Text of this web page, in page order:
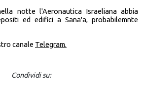
notte l'Aeronautica Israeliana abbia
ed edifici a Sana'a, probabilemnte
canale Telegram.
Condividi su: